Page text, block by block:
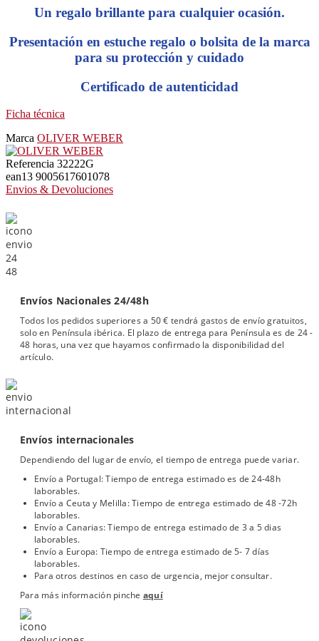
Un regalo brillante para cualquier ocasión.
Presentación en estuche regalo o bolsita de la marca
para su protección y cuidado
Certificado de autenticidad
Ficha técnica
Marca OLIVER WEBER
Referencia 32222G
ean13 9005617601078
Envios & Devoluciones
Envíos Nacionales 24/48h
Todos los pedidos superiores a 50 € tendrá gastos de envío gratuitos,
solo en Península ibérica. El plazo de entrega para Península es de 24 -
48 horas, una vez que hayamos confirmado la disponibilidad del
artículo.
Envíos internacionales
Dependiendo del lugar de envío, el tiempo de entrega puede variar.
Envío a Portugal: Tiempo de entrega estimado es de 24-48h
laborables.
Envío a Ceuta y Melilla: Tiempo de entrega estimado de 48 -72h
laborables.
Envío a Canarias: Tiempo de entrega estimado de 3 a 5 dias
laborables.
Envío a Europa: Tiempo de entrega estimado de 5- 7 días
laborables.
Para otros destinos en caso de urgencia, mejor consultar.
Para más información pinche aquí